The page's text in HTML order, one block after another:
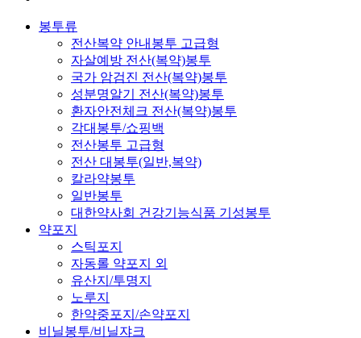
봉투류
전산복약 안내봉투 고급형
자살예방 전산(복약)봉투
국가 암검진 전산(복약)봉투
성분명알기 전산(복약)봉투
환자안전체크 전산(복약)봉투
각대봉투/쇼핑백
전산봉투 고급형
전산 대봉투(일반,복약)
칼라약봉투
일반봉투
대한약사회 건강기능식품 기성봉투
약포지
스틱포지
자동롤 약포지 외
유산지/투명지
노루지
한약중포지/손약포지
비닐봉투/비닐쟈크